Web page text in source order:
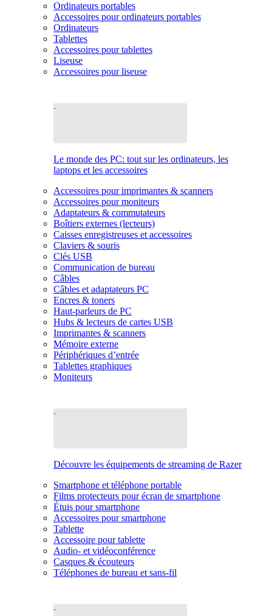
Ordinateurs portables
Accessoires pour ordinateurs portables
Ordinateurs
Tablettes
Accessoires pour tablettes
Liseuse
Accessoires pour liseuse
Le monde des PC: tout sur les ordinateurs, les
laptops et les accessoires
Accessoires pour imprimantes & scanners
Accessoires pour moniteurs
Adaptateurs & commutateurs
Boîtiers externes (lecteurs)
Caisses enregistreuses et accessoires
Claviers & souris
Clés USB
Communication de bureau
Câbles
Câbles et adaptateurs PC
Encres & toners
Haut-parleurs de PC
Hubs & lecteurs de cartes USB
Imprimantes & scanners
Mémoire externe
Périphériques d’entrée
Tablettes graphiques
Moniteurs
Découvre les équipements de streaming de Razer
Smartphone et téléphone portable
Films protecteurs pour écran de smartphone
Étuis pour smartphone
Accessoires pour smartphone
Tablette
Accessoire pour tablette
Audio- et vidéoconférence
Casques & écouteurs
Téléphones de bureau et sans-fil